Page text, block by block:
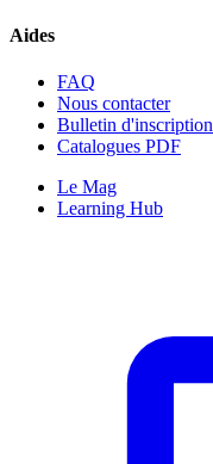
Aides
FAQ
Nous contacter
Bulletin d'inscription
Catalogues PDF
Le Mag
Learning Hub